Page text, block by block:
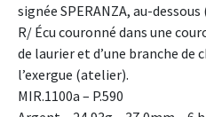
signée SPERANZA, au-dessous
R/ Écu couronné dans une
de laurier et d’une branche de
l’exergue (atelier).
MIR.1100a – P.590